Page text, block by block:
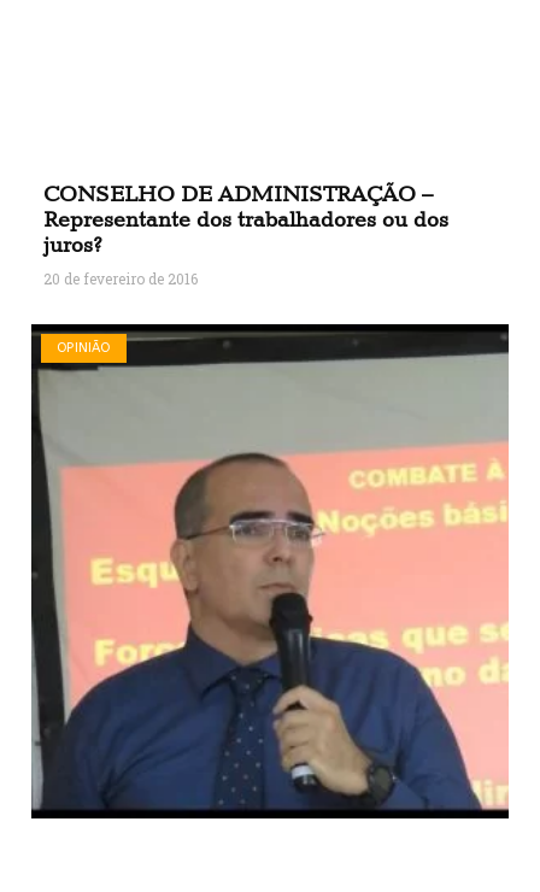
CONSELHO DE ADMINISTRAÇÃO –
Representante dos trabalhadores ou dos
juros?
20 de fevereiro de 2016
OPINIÃO